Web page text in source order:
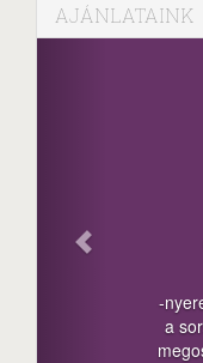
AJÁNLATAINK
-
a